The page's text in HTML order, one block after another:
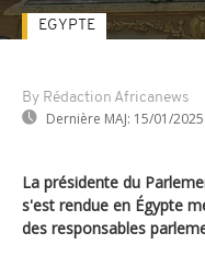
By Rédaction Africanews
Dernière MAJ: 15/01/2025
EGYPTE
La présidente du
s'est rendue en Égypte
des responsables